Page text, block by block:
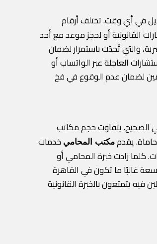
في أي وقت. تختلف أرقام
القانونية أو لحجز موعد مع أحد
والتي تُحدّث باستمرار لضمان
العاجلة عبر الواتساب أو
لضمان عدم الوقوع في فخ
الصحيح. يتفاوت حجم مكاتب
يقدم مكتب المحامي خدمات
كلما زادت خبرة المحامي أو
غالبًا ما تكون في القاهرة
يتمتعون بالخبرة القانونية